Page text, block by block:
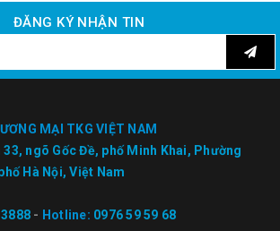
ĐĂNG KÝ NHẬN TIN
MẠI TKG VIỆT NAM
33, ngõ Gốc Đề, phố Minh Khai, Phường
Hà Nội, Việt Nam
- Hotline: 0976 59 59 68